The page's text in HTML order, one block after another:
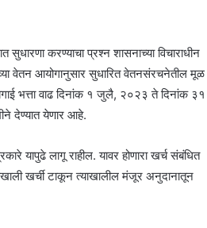
सुधारणा करण्याचा प्रश्न शासनाच्या विचाराधीन
वेतन आयोगानुसार सुधारित वेतनसंरचनेतील मूळ
भत्ता वाढ दिनांक १ जुलै, २०२३ ते दिनांक ३१
देण्यात येणार आहे.
यापुढे लागू राहील. यावर होणारा खर्च संबंधित
खर्ची टाकून त्याखालील मंजूर अनुदानातून